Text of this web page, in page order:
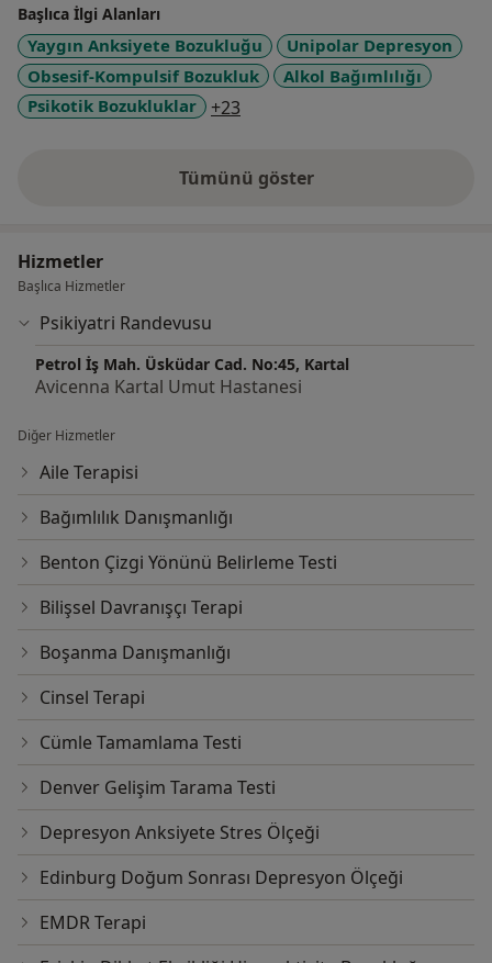
Başlıca İlgi Alanları
Yaygın Anksiyete Bozukluğu
Unipolar Depresyon
Obsesif-Kompulsif Bozukluk
Alkol Bağımlılığı
Psikotik Bozukluklar
+23
Tümünü gösterdeneyim hakkında
Hizmetler
Başlıca Hizmetler
Psikiyatri Randevusu
Petrol İş Mah. Üsküdar Cad. No:45, Kartal
Avicenna Kartal Umut Hastanesi
Diğer Hizmetler
Aile Terapisi
Bağımlılık Danışmanlığı
Benton Çizgi Yönünü Belirleme Testi
Bilişsel Davranışçı Terapi
Boşanma Danışmanlığı
Cinsel Terapi
Cümle Tamamlama Testi
Denver Gelişim Tarama Testi
Depresyon Anksiyete Stres Ölçeği
Edinburg Doğum Sonrası Depresyon Ölçeği
EMDR Terapi